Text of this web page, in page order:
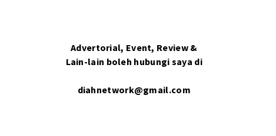
Advertorial, Event, Review &
Lain-lain boleh hubungi saya di
diahnetwork@gmail.com